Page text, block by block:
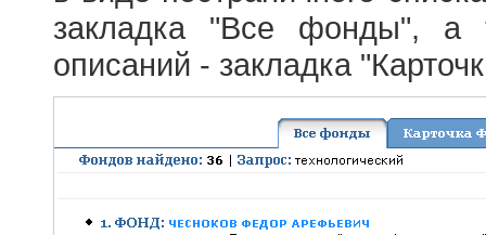
закладка "Все фонды", а
описаний - закладка